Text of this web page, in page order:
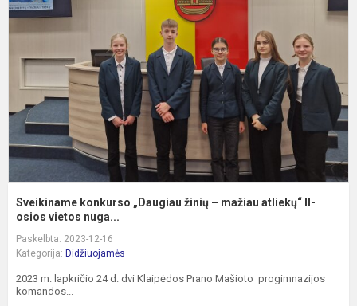
Sveikiname konkurso „Daugiau žinių – mažiau atliekų“ II-
osios vietos nuga...
Paskelbta: 2023-12-16
Kategorija: Didžiuojamės
2023 m. lapkričio 24 d. dvi Klaipėdos Prano Mašioto progimnazijos
komandos...